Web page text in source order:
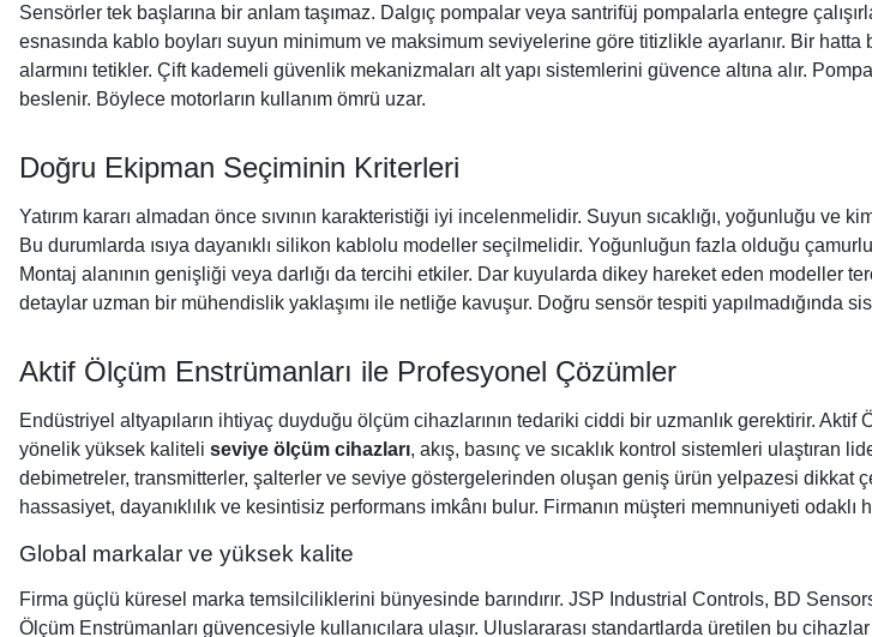
Sensörler tek başlarına bir anlam taşımaz. Dalgıç pompalar veya santrifüj pompalarla entegre
esnasında kablo boyları suyun minimum ve maksimum seviyelerine göre titizlikle ayarlanır. Bir
alarmını tetikler. Çift kademeli güvenlik mekanizmaları alt yapı sistemlerini güvence altına alır.
beslenir. Böylece motorların kullanım ömrü uzar.
Doğru Ekipman Seçiminin Kriterleri
Yatırım kararı almadan önce sıvının karakteristiği iyi incelenmelidir. Suyun sıcaklığı, yoğunluğu ve
Bu durumlarda ısıya dayanıklı silikon kablolu modeller seçilmelidir. Yoğunluğun fazla olduğu
Montaj alanının genişliği veya darlığı da tercihi etkiler. Dar kuyularda dikey hareket eden modeller
detaylar uzman bir mühendislik yaklaşımı ile netliğe kavuşur. Doğru sensör tespiti yapılmadığında
Aktif Ölçüm Enstrümanları ile Profesyonel Çözümler
Endüstriyel altyapıların ihtiyaç duyduğu ölçüm cihazlarının tedariki ciddi bir uzmanlık gerektirir. Aktif
yönelik yüksek kaliteli seviye ölçüm cihazları, akış, basınç ve sıcaklık kontrol sistemleri ulaştıran
debimetreler, transmitterler, şalterler ve seviye göstergelerinden oluşan geniş ürün yelpazesi dikkat
hassasiyet, dayanıklılık ve kesintisiz performans imkânı bulur. Firmanın müşteri memnuniyeti
Global markalar ve yüksek kalite
Firma güçlü küresel marka temsilciliklerini bünyesinde barındırır. JSP Industrial Controls, BD
Ölçüm Enstrümanları güvencesiyle kullanıcılara ulaşır. Uluslararası standartlarda üretilen bu